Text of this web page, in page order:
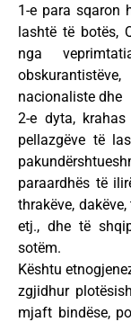
1-e para sqaron
lashtë të botës,
nga
nacionaliste dhe
2-e dyta,
pellazgëve të
paraardhës të
thrakëve,
etj., dhe të
sotëm.
Kështu
zgjidhur
mjaft bindëse,